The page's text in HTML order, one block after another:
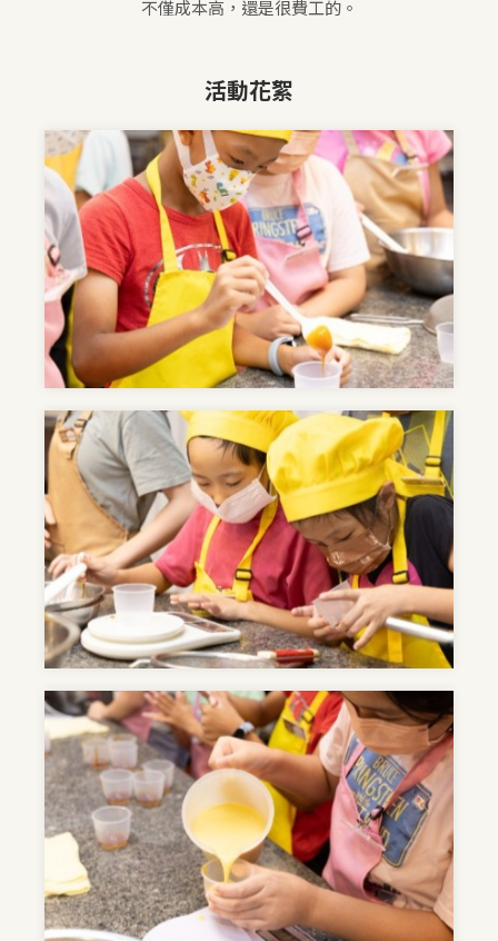
不僅成本高，還是很費工的。
活動花絮